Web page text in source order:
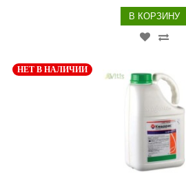
В КОРЗИНУ
НЕТ В НАЛИЧИИ